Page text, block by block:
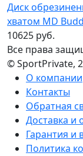
Диск
хватом MD
10625 руб.
Все права
© SportPrivate,
О компании
Контакты
Обратная
Доставка и
Гарантия и
Политика